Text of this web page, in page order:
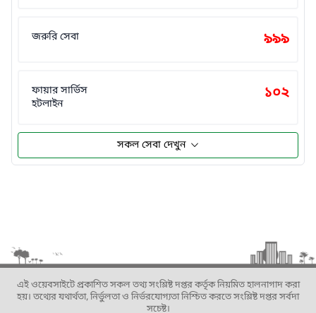
জরুরি সেবা ৯৯৯
ফায়ার সার্ভিস
হটলাইন
১০২
সকল সেবা দেখুন
এই ওয়েবসাইটে প্রকাশিত সকল তথ্য সংশ্লিষ্ট দপ্তর কর্তৃক নিয়মিত হালনাগাদ করা
হয়। তথ্যের যথার্থতা, নির্ভুলতা ও নির্ভরযোগ্যতা নিশ্চিত করতে সংশ্লিষ্ট দপ্তর সর্বদা
সচেষ্ট।